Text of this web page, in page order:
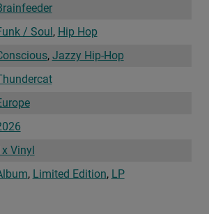
/ Soul, Hip Hop
, Jazzy Hip-Hop
Vinyl
, Limited Edition, LP